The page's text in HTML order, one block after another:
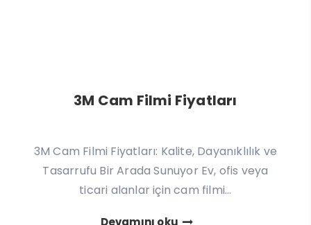
3M Cam Filmi Fiyatları
3M Cam Filmi Fiyatları: Kalite, Dayanıklılık ve
Tasarrufu Bir Arada Sunuyor Ev, ofis veya
ticari alanlar için cam filmi...
Devamını oku